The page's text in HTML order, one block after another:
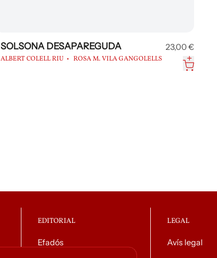
SOLSONA DESAPAREGUDA
ALBERT COLELL RIU ROSA M. VILA GANGOLELLS
23,00 €
EDITORIAL
Efadós
LEGAL
Avís legal